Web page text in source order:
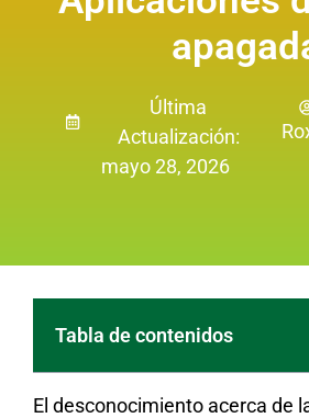
Última
Actualización:
mayo 28, 2026
Tabla de contenidos
El desconocimiento acerca de